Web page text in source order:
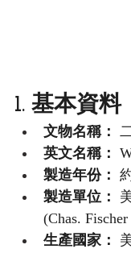
1. 基本資料
文物名稱：
英文名稱：
製造年份：
製造單位：
(Chas.
生產國家：